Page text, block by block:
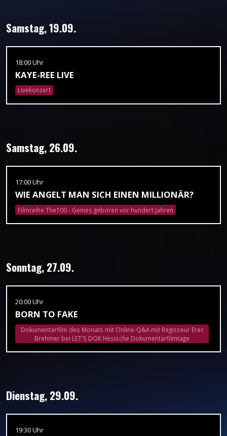
Samstag, 19.09.
18:00 Uhr
KAYE-REE LIVE
Livekonzert
Samstag, 26.09.
17:00 Uhr
WIE ANGELT MAN SICH EINEN MILLIONÄR?
Filmreihe The100 - Genies geboren vor hundert Jahren
Sonntag, 27.09.
20:00 Uhr
BORN TO FAKE
Dokumentarfilm des Monats mit Online-Q&A mit Regisseur Erec
Brehmer bei LET'S DOK Hesische Dokumentarfilmtage
Dienstag, 29.09.
19:30 Uhr